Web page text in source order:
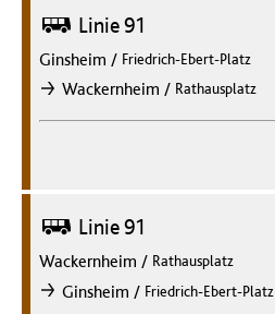
Bus Linie 91
Ginsheim / Friedrich-Ebert-Platz
nachWackernheim / Rathausplatz
Bus Linie 91
Wackernheim / Rathausplatz
nachGinsheim / Friedrich-Ebert-Platz